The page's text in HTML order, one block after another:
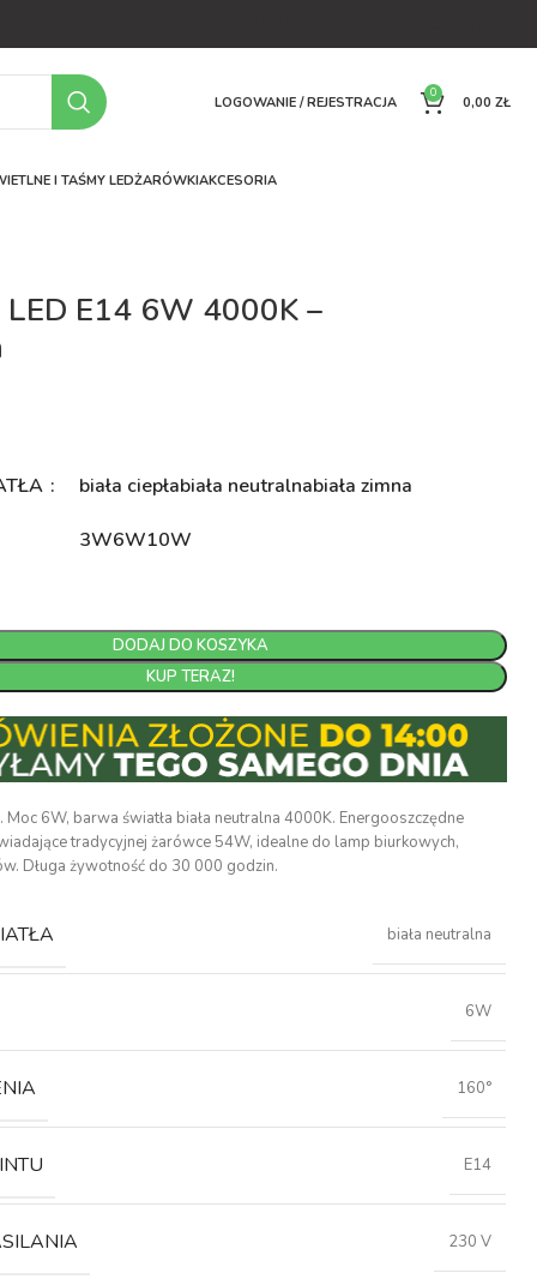
LOGOWANIE / REJESTRACJA
0
0,00 ZŁ
I TAŚMY LEDŻARÓWKIAKCESORIA
E14 6W 4000K –
biała ciepłabiała neutralnabiała zimna
3W6W10W
DODAJ DO KOSZYKA
KUP TERAZ!
Moc 6W, barwa światła biała neutralna 4000K. Energooszczędne
tradycyjnej żarówce 54W, idealne do lamp biurkowych,
Długa żywotność do 30 000 godzin.
biała neutralna
6W
160°
E14
230 V